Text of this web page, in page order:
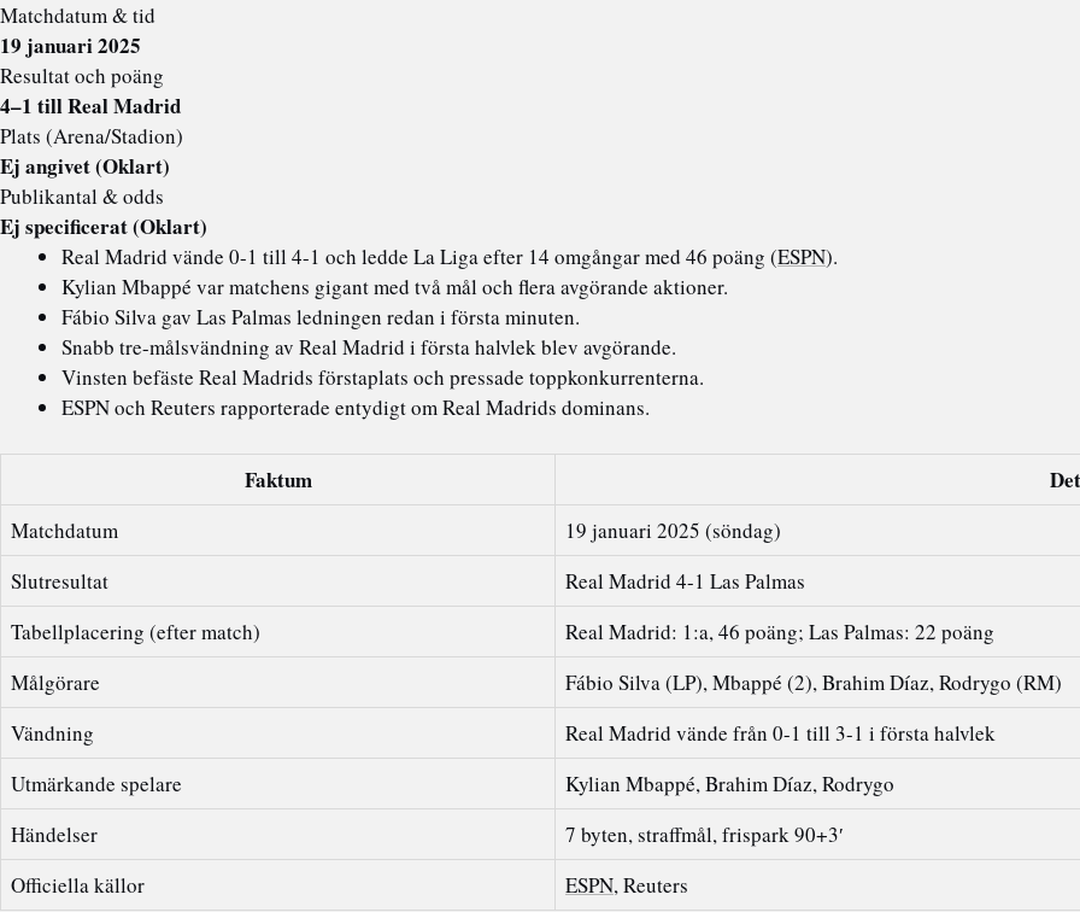
Matchdatum & tid
19 januari 2025
Resultat och poäng
4–1 till Real Madrid
Plats (Arena/Stadion)
Ej angivet (Oklart)
Publikantal & odds
Ej specificerat (Oklart)
Real Madrid vände 0-1 till 4-1 och ledde La Liga efter 14 omgångar med 46 poäng (ESPN).
Kylian Mbappé var matchens gigant med två mål och flera avgörande aktioner.
Fábio Silva gav Las Palmas ledningen redan i första minuten.
Snabb tre-målsvändning av Real Madrid i första halvlek blev avgörande.
Vinsten befäste Real Madrids förstaplats och pressade toppkonkurrenterna.
ESPN och Reuters rapporterade entydigt om Real Madrids dominans.
Faktum
Matchdatum
19 januari 2025 (söndag)
Slutresultat
Real Madrid 4-1 Las Palmas
Tabellplacering (efter match)
Real Madrid: 1:a, 46 poäng; Las Palmas: 22 poäng
Målgörare
Fábio Silva (LP), Mbappé (2), Brahim Díaz, Rodrygo (RM)
Vändning
Real Madrid vände från 0-1 till 3-1 i första halvlek
Utmärkande spelare
Kylian Mbappé, Brahim Díaz, Rodrygo
Händelser
7 byten, straffmål, frispark 90+3′
Officiella källor
ESPN, Reuters